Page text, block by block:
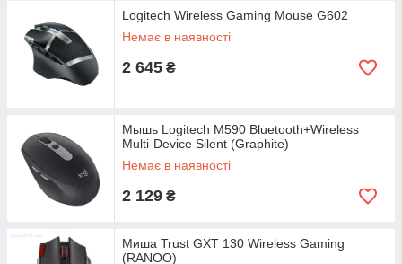
Logitech Wireless Gaming Mouse G602
Немає в наявності
2 645 ₴
Мышь Logitech M590 Bluetooth+Wireless
Multi-Device Silent (Graphite)
Немає в наявності
2 129 ₴
Миша Trust GXT 130 Wireless Gaming
(RANOO)